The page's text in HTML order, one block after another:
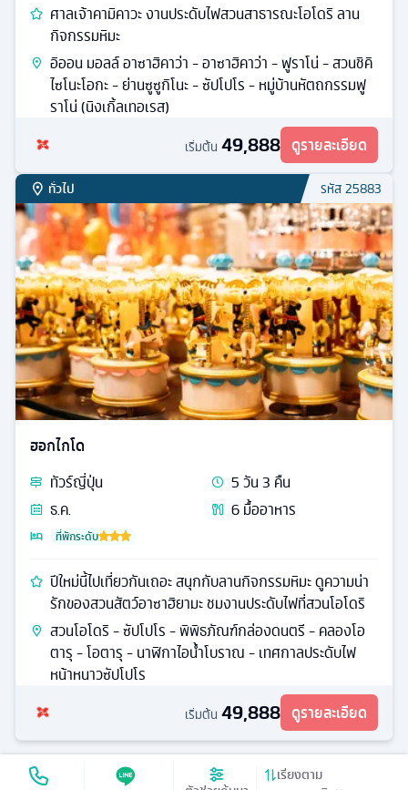
เรียงตาม
ศาลเจ้าคามิคาวะ งานประดับไฟสวนสาธารณะโอโดริ ลาน
กิจกรรมหิมะ
อิออน มอลล์ อาซาฮิคาว่า - อาซาฮิคาว่า - ฟูราโน่ - สวนชิคิ
ไซโนะโอกะ - ย่านซูซูกิโนะ - ซัปโปโร - หมู่บ้านหัตถกรรมฟู
ราโน่ (นิงเกิ้ลเทอเรส)
เริ่มต้น 49,888 ดูรายละเอียด
ทั่วไป รหัส25883
ฮอกไกโด
ทัวร์ญี่ปุ่น 5วัน3 คืน
ธ.ค.
6มื้ออาหาร
ที่พักระดับ
ปีใหม่นี้ไปเที่ยวกันเถอะ สนุกกับลานกิจกรรมหิมะ ดูความน่า
รักของสวนสัตว์อาซาฮิยามะ ชมงานประดับไฟที่สวนโอโดริ
สวนโอโดริ - ซัปโปโร - พิพิธภัณฑ์กล่องดนตรี - คลองโอ
ตารุ - โอตารุ - นาฬิกาไอน้ำโบราณ - เทศกาลประดับไฟ
หน้าหนาวซัปโปโร
เริ่มต้น 49,888 ดูรายละเอียด